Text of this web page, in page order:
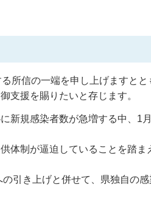
所信の一端を申し上げますと
支援を賜りたいと存じます。
新規感染者数が急増する中、1
体制が逼迫していることを踏
引き上げと併せて、県独自の